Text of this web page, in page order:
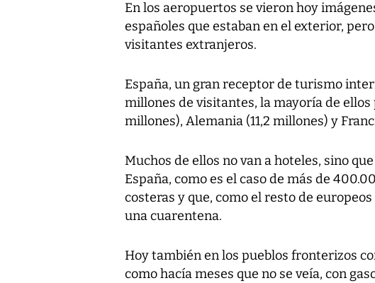
En los aeropuertos se vieron hoy
españoles que estaban en el exterior,
visitantes extranjeros.
España, un gran receptor de turismo
millones de visitantes, la mayoría de ellos
millones), Alemania (11,2 millones) y
Muchos de ellos no van a hoteles, sino
España, como es el caso de más de
costeras y que, como el resto de
una cuarentena.
Hoy también en los pueblos fronterizos
como hacía meses que no se veía, con